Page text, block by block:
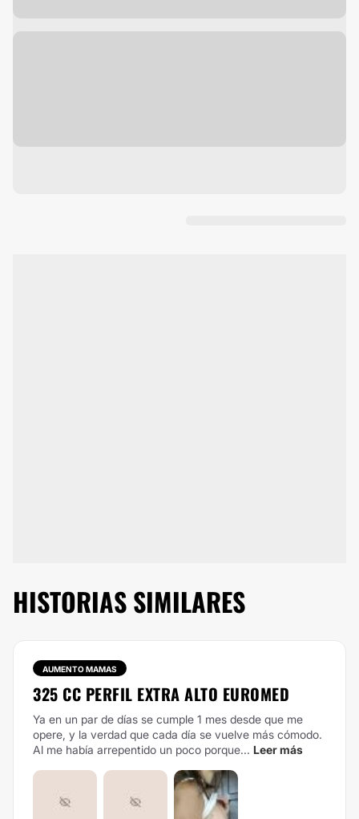
HISTORIAS SIMILARES
AUMENTO MAMAS
325 CC PERFIL EXTRA ALTO EUROMED
Ya en un par de días se cumple 1 mes desde que me
opere, y la verdad que cada día se vuelve más cómodo.
Al me había arrepentido un poco porque... Leer más